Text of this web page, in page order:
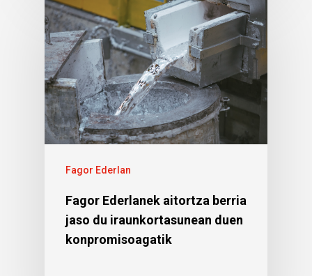
Fagor Ederlan
Fagor Ederlanek aitortza berria
jaso du iraunkortasunean duen
konpromisoagatik